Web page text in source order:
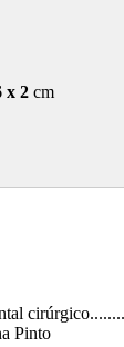
x 2 cm
Pinto